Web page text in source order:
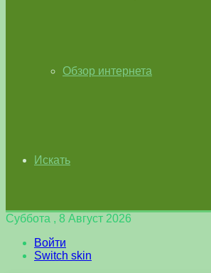
Обзор интернета
Искать
Суббота , 8 Август 2026
Войти
Switch skin